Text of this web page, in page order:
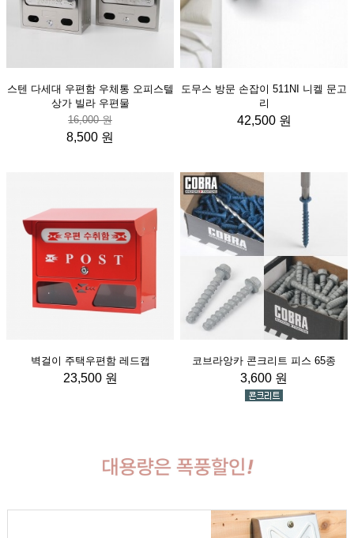
스텐 다세대 우편함 우체통 오피스텔
상가 빌라 우편물
16,000 원
8,500 원
도무스 방문 손잡이 511NI 니켈 문고
리
42,500 원
벽걸이 주택우편함 레드캡
23,500 원
코브라앙카 콘크리트 피스 65종
3,600 원